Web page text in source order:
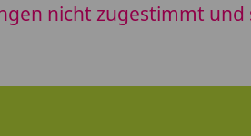
nicht zugestimmt